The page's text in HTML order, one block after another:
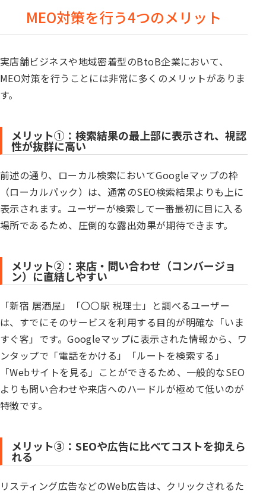
MEO対策を行う4つのメリット
実店舗ビジネスや地域密着型のBtoB企業において、
MEO対策を行うことには非常に多くのメリットがありま
す。
メリット①：検索結果の最上部に表示され、視認
性が抜群に高い
前述の通り、ローカル検索においてGoogleマップの枠
（ローカルパック）は、通常のSEO検索結果よりも上に
表示されます。ユーザーが検索して一番最初に目に入る
場所であるため、圧倒的な露出効果が期待できます。
メリット②：来店・問い合わせ（コンバージョ
ン）に直結しやすい
「新宿 居酒屋」「〇〇駅 税理士」と調べるユーザー
は、すでにそのサービスを利用する目的が明確な「いま
すぐ客」です。Googleマップに表示された情報から、ワ
ンタップで「電話をかける」「ルートを検索する」
「Webサイトを見る」ことができるため、一般的なSEO
よりも問い合わせや来店へのハードルが極めて低いのが
特徴です。
メリット③：SEOや広告に比べてコストを抑えら
れる
リスティング広告などのWeb広告は、クリックされるた